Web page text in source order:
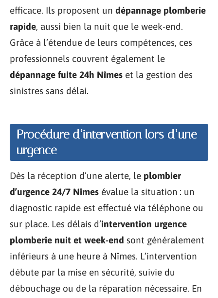
efficace. Ils proposent un dépannage plomberie
rapide, aussi bien la nuit que le week-end.
Grâce à l’étendue de leurs compétences, ces
professionnels couvrent également le
dépannage fuite 24h Nîmes et la gestion des
sinistres sans délai.
Procédure d’intervention lors d’une
urgence
Dès la réception d’une alerte, le plombier
d’urgence 24/7 Nîmes évalue la situation : un
diagnostic rapide est effectué via téléphone ou
sur place. Les délais d’intervention urgence
plomberie nuit et week-end sont généralement
inférieurs à une heure à Nîmes. L’intervention
débute par la mise en sécurité, suivie du
débouchage ou de la réparation nécessaire. En